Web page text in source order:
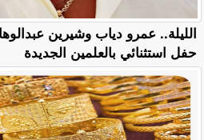
الليلة.. عمرو دياب وشيرين
حفل استثنائي بالعلمين الجديدة